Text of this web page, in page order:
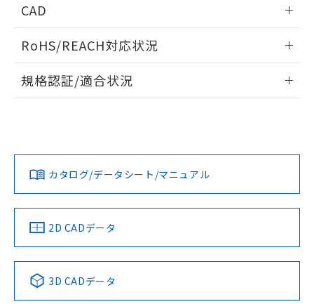
CAD
ドすることができます。
ログイン/会員登録
ダウンロードデータをご利用いただく前に、以下を必ずお読
みください。
ソフトウェアの使用条件
RoHS/REACH対応状況
EU RoHS 注意事項・凡例
対応済み
中国 RoHS 注意事項・凡例
Pb Hg Cd Cr(VI)
規格認証/適合状況
カタログ/データシート/マニュアル
2D CADデータ
3D CADデータ
欄に対応日を記載しておりました。
既に当社にて対応品への在庫切替を完了
していることから、特段のことがない限
り、2022年1月12日より割愛しておりま
す。